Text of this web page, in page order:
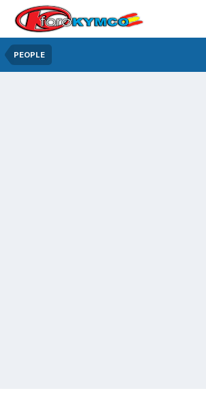
PEOPLE